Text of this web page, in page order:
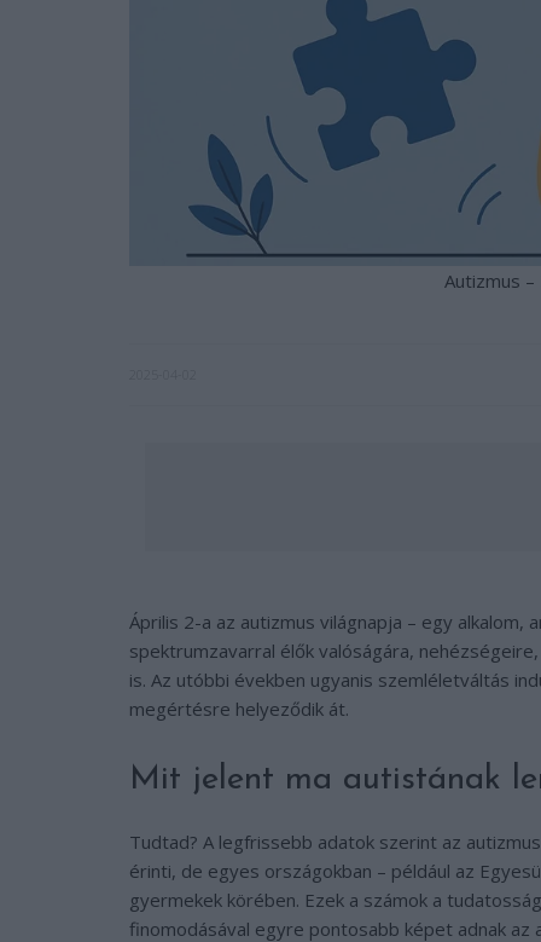
Autizmus
Április 2-a az autizmus világnapja – egy
spektrumzavarral élők valóságára,
is. Az utóbbi években ugyanis szemléletváltás
megértésre helyeződik át.
Mit jelent ma autistának
Tudtad? A legfrissebb adatok szerint az
érinti, de egyes országokban – például az
gyermekek körében. Ezek a számok a
finomodásával egyre pontosabb képet adnak